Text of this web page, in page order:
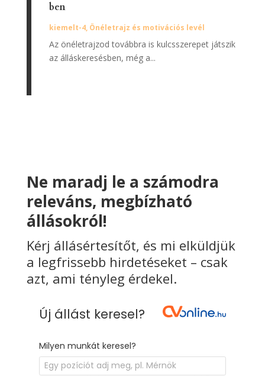
ben
kiemelt-4, Önéletrajz és motivációs levél
Az önéletrajzod továbbra is kulcsszerepet játszik
az álláskeresésben, még a...
Ne maradj le a számodra
releváns, megbízható
állásokról!
Kérj állásértesítőt, és mi elküldjük
a legfrissebb hirdetéseket – csak
azt, ami tényleg érdekel.